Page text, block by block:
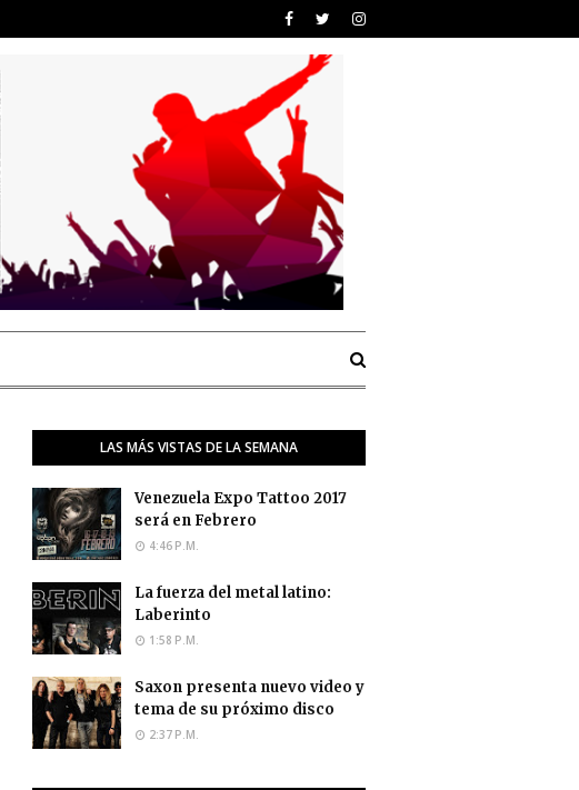
LAS MÁS VISTAS DE LA SEMANA
Venezuela Expo Tattoo 2017
será en Febrero
4:46 P.M.
La fuerza del metal latino:
Laberinto
1:58 P.M.
Saxon presenta nuevo video y
tema de su próximo disco
2:37 P.M.